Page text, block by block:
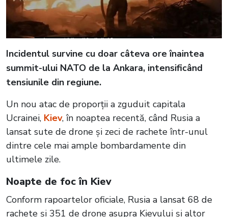
Incidentul survine cu doar câteva ore înaintea
summit-ului NATO de la Ankara, intensificând
tensiunile din regiune.
Un nou atac de proporții a zguduit capitala
Ucrainei, Kiev, în noaptea recentă, când Rusia a
lansat sute de drone și zeci de rachete într-unul
dintre cele mai ample bombardamente din
ultimele zile.
Noapte de foc în Kiev
Conform rapoartelor oficiale, Rusia a lansat 68 de
rachete și 351 de drone asupra Kievului și altor